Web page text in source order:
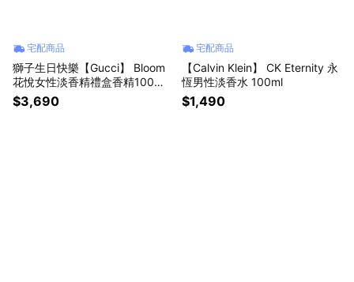
宅配商品
獅子生日快樂【Gucci】 Bloom
花悅女性淡香精禮盒香精100ML
+隨身瓶10ML
$3,690
宅配商品
【Calvin Klein】 CK Eternity 永
恆男性淡香水 100ml
$1,490